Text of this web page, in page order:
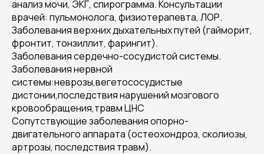
анализ мочи, ЭКГ, спирограмма. Консультации
врачей: пульмонолога, физиотерапевта, ЛОР.
Заболевания верхних дыхательных путей (гайморит,
фронтит, тонзиллит, фарингит).
Заболевания сердечно-сосудистой системы.
Заболевания нервной
системы:неврозы,вегетососудистые
дистонии,последствия нарушений мозгового
кровообращения,травм ЦНС
Сопутствующие заболевания опорно-
двигательного аппарата (остеохондроз, сколиозы,
артрозы, последствия травм).